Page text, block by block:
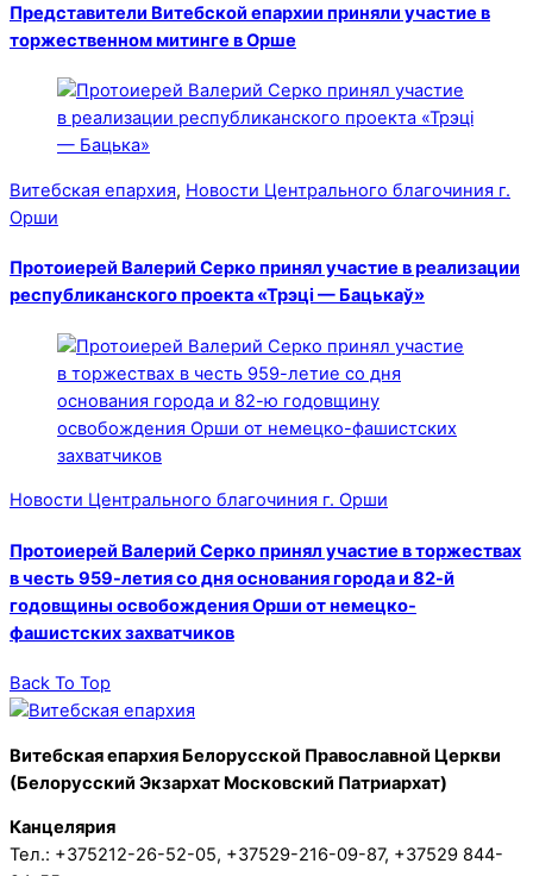
Представители Витебской епархии приняли участие в
торжественном митинге в Орше
Витебская епархия, Новости Центрального благочиния г.
Орши
Протоиерей Валерий Серко принял участие в реализации
республиканского проекта «Трэці — Бацькаў»
Новости Центрального благочиния г. Орши
Протоиерей Валерий Серко принял участие в торжествах
в честь 959-летия со дня основания города и 82-й
годовщины освобождения Орши от немецко-
фашистских захватчиков
Back To Top
Витебская епархия Белорусской Православной Церкви
(Белорусский Экзархат Московский Патриархат)
Канцелярия
Тел.: +375212-26-52-05, +37529-216-09-87, +37529 844-